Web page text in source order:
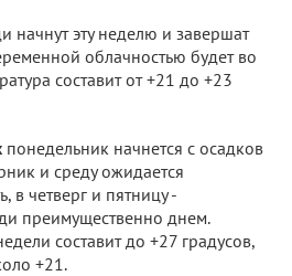
начнут эту неделю и завершат
облачностью будет во
составит от +21 до +23
понедельник начнется с осадков
и среду ожидается
в четверг и пятницу -
преимущественно днем.
составит до +27 градусов,
+21.